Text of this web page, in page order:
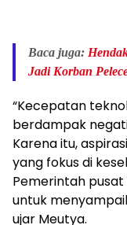
Baca juga:
Jadi Korban
“Kecepatan
berdampak
Karena itu,
yang fokus di
Pemerintah
untuk
ujar Meutya.